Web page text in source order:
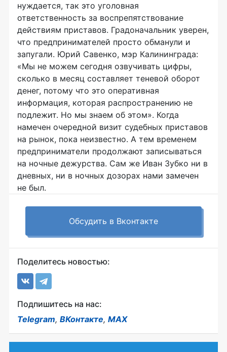
нуждается, так это уголовная
ответственность за воспрепятствование
действиям приставов. Градоначальник уверен,
что предпринимателей просто обманули и
запугали. Юрий Савенко, мэр Калининграда:
«Мы не можем сегодня озвучивать цифры,
сколько в месяц составляет теневой оборот
денег, потому что это оперативная
информация, которая распространению не
подлежит. Но мы знаем об этом». Когда
намечен очередной визит судебных приставов
на рынок, пока неизвестно. А тем временем
предприниматели продолжают записываться
на ночные дежурства. Сам же Иван Зубко ни в
дневных, ни в ночных дозорах нами замечен
не был.
Обсудить в Вконтакте
Поделитесь новостью:
Подпишитесь на нас:
Telegram, ВКонтакте, MAX